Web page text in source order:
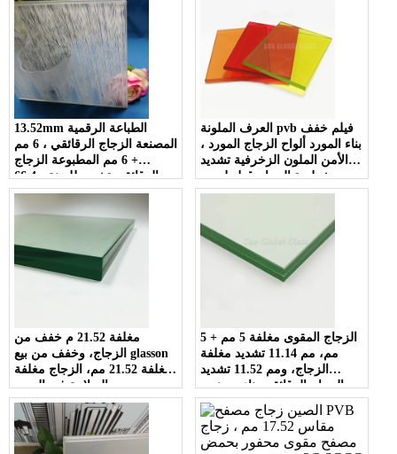
13.52mm الطباعة الرقمية
المصنعة الزجاج الرقائقي ، 6 مم
+ 6 مم المطبوعة الزجاج
الرقائقي تشديد للزينة ، 66.4
ESG VSG سلامة الزجاج
العرف الملونة pvb فيلم خفف
بناء المورد ألواح الزجاج المورد ،
الأمن الملون الزخرفية تشديد
شطيرة الزجاج قطع لحجم
الموردين التكلفة
مغلفة 21.52 م خفف من
الزجاج، وخفف من بيع glasson
مغلفة 21.52 مم، الزجاج مغلفة
السلامة في الصين
الزجاج المقوى مغلفة 5 مم + 5
مم، مم 11.14 تشديد مغلفة
الزجاج، ومم 11.52 تشديد
الزجاج الرقائقي بناء مصنعي
الزجاج